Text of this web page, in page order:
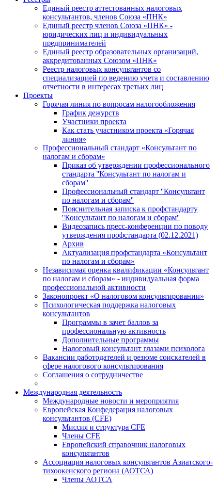
Единый реестр аттестованных налоговых
консультантов, членов Союза «ПНК»
Единый реестр членов Союза «ПНК» -
юридических лиц и индивидуальных
предпринимателей
Единый реестр образовательных организаций,
аккредитованных Союзом «ПНК»
Реестр налоговых консультантов со
специализацией по ведению учета и составлению
отчетности в интересах третьих лиц
Проекты
Горячая линия по вопросам налогообложения
График дежурств
Участники проекта
Как стать участником проекта «Горячая
линия»
Профессиональный стандарт «Консультант по
налогам и сборам»
Приказ об утверждении профессионального
стандарта ''Консультант по налогам и
сборам''
Профессиональный стандарт ''Консультант
по налогам и сборам''
Пояснительная записка к профстандарту
''Консультант по налогам и сборам''
Видеозапись пресс-конференции по поводу
утверждения профстандарта (02.12.2021)
Архив
Актуализация профстандарта «Консультант
по налогам и сборам»
Независимая оценка квалификации «Консультант
по налогам и сборам» - индивидуальная форма
профессиональной активности
Законопроект «О налоговом консультировании»
Психологическая поддержка налоговых
консультантов
Программы в зачет баллов за
профессиональную активность
Дополнительные программы
Налоговый консультант глазами психолога
Вакансии работодателей и резюме соискателей в
сфере налогового консультирования
Соглашения о сотрудничестве
Международная деятельность
Международные новости и мероприятия
Европейская Конфедерация налоговых
консультантов (CFE)
Миссия и структура CFE
Члены CFE
Европейский справочник налоговых
консультантов
Ассоциация налоговых консультантов Азиатского-
тихоокенского региона (АОТСА)
Члены АОТСА